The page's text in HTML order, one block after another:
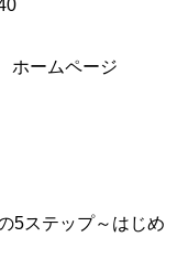
ホームページ
5ステップ～はじめ